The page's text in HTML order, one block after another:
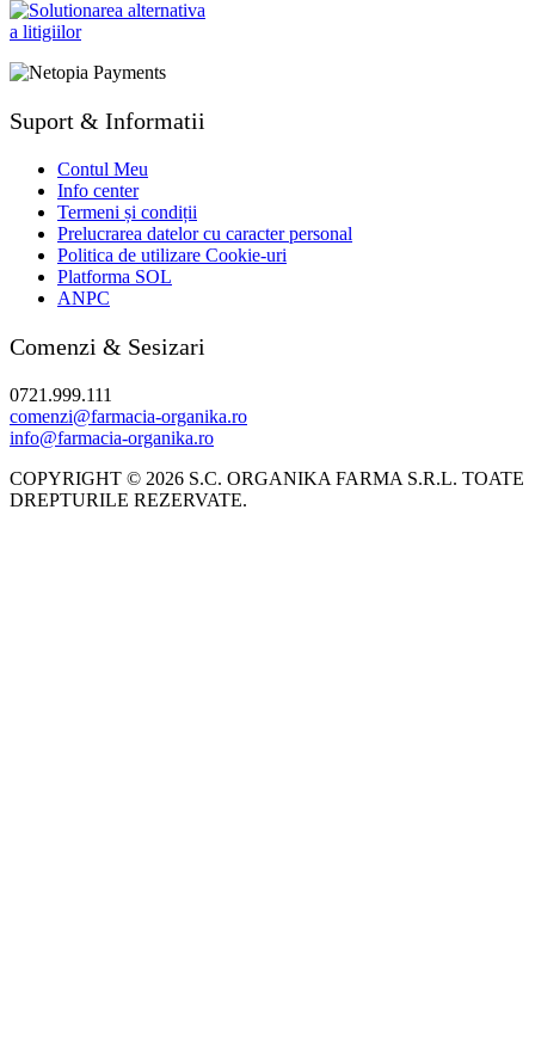
Suport & Informatii
Contul Meu
Info center
Termeni și condiții
Prelucrarea datelor cu caracter personal
Politica de utilizare Cookie-uri
Platforma SOL
ANPC
Comenzi & Sesizari
0721.999.111
comenzi@farmacia-organika.ro
info@farmacia-organika.ro
COPYRIGHT © 2026 S.C. ORGANIKA FARMA S.R.L. TOATE
DREPTURILE REZERVATE.